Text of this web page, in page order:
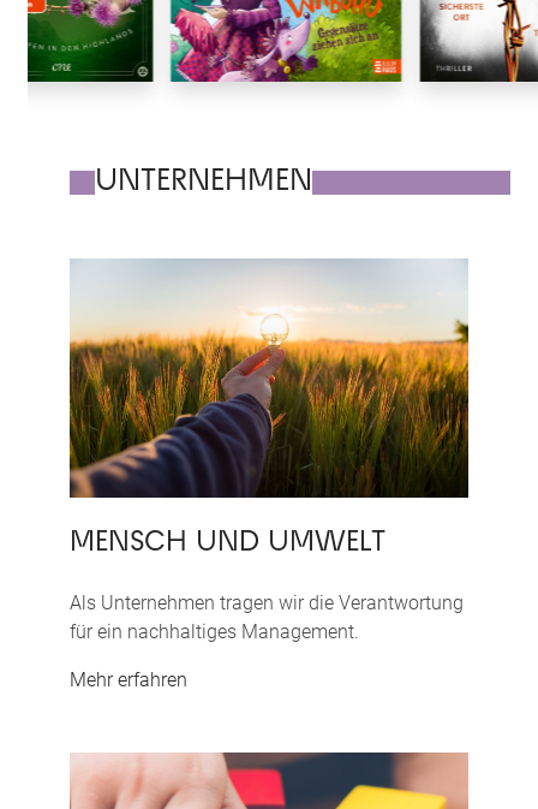
UNTERNEHMEN
MENSCH UND UMWELT
Als Unternehmen tragen wir die Verantwortung
für ein nachhaltiges Management.
Mehr erfahren